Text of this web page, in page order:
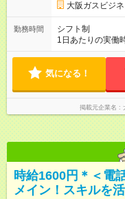
大阪ガスビジ
勤務時間
シフト制
1日あたりの実働
休憩60分 ※残業
気になる！
掲載元企業名
時給1600円＊＜電
メイン！スキルを